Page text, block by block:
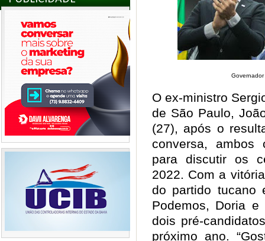
O ex-ministro
de São Paulo,
(27), após o
conversa, ambos
para discutir os
2022. Com a
do partido tucano
Podemos, Doria
dois pré-
próximo ano.